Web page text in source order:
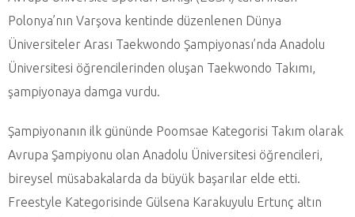
Polonya’nın Varşova kentinde düzenlenen Dünya
Üniversiteler Arası Taekwondo Şampiyonası’nda Anadolu
Üniversitesi öğrencilerinden oluşan Taekwondo Takımı,
şampiyonaya damga vurdu.
Şampiyonanın ilk gününde Poomsae Kategorisi Takım olarak
Avrupa Şampiyonu olan Anadolu Üniversitesi öğrencileri,
bireysel müsabakalarda da büyük başarılar elde etti.
Freestyle Kategorisinde Gülsena Karakuyulu Ertunç altın